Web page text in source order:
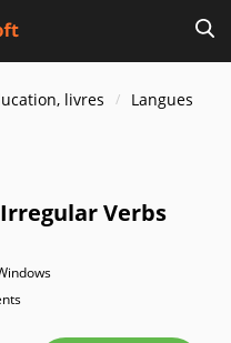
livres
Langues
Verbs